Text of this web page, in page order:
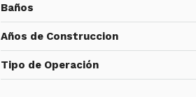
Baños
Años de Construccion
Tipo de Operación